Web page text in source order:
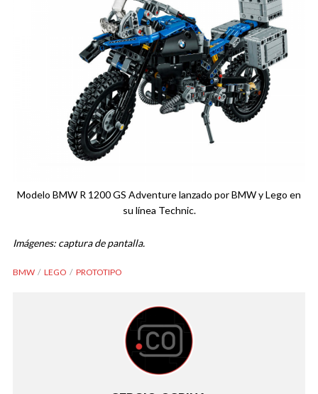
Modelo BMW R 1200 GS Adventure lanzado por BMW y Lego en
su línea Technic.
Imágenes: captura de pantalla.
BMW LEGO PROTOTIPO